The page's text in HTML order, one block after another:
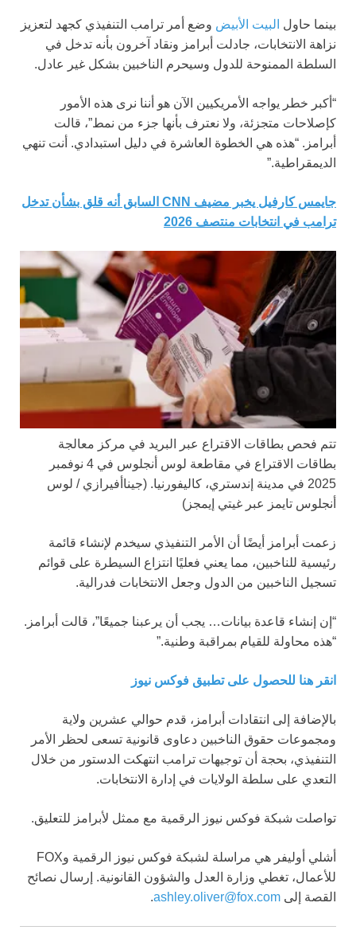
بينما حاول البيت الأبيض وضع أمر ترامب التنفيذي كجهد لتعزيز
نزاهة الانتخابات، جادلت أبرامز ونقاد آخرون بأنه تدخل في
السلطة الممنوحة للدول وسيحرم الناخبين بشكل غير عادل.
“أكبر خطر يواجه الأمريكيين الآن هو أننا نرى هذه الأمور
كإصلاحات متجزئة، ولا نعترف بأنها جزء من نمط”، قالت
أبرامز. “هذه هي الخطوة العاشرة في دليل استبدادي. أنت تنهي
الديمقراطية.”
جايمس كارفيل يخبر مضيف CNN السابق أنه قلق بشأن تدخل
ترامب في انتخابات منتصف 2026
تتم فحص بطاقات الاقتراع عبر البريد في مركز معالجة
بطاقات الاقتراع في مقاطعة لوس أنجلوس في 4 نوفمبر
2025 في مدينة إندستري، كاليفورنيا.
(جيناأفيرازي / لوس
أنجلوس تايمز عبر غيتي إيمجز)
زعمت أبرامز أيضًا أن الأمر التنفيذي سيخدم لإنشاء قائمة
رئيسية للناخبين، مما يعني فعليًا انتزاع السيطرة على قوائم
تسجيل الناخبين من الدول وجعل الانتخابات فدرالية.
“إن إنشاء قاعدة بيانات… يجب أن يرعبنا جميعًا”، قالت أبرامز.
“هذه محاولة للقيام بمراقبة وطنية.”
انقر هنا للحصول على تطبيق فوكس نيوز
بالإضافة إلى انتقادات أبرامز، قدم حوالي عشرين ولاية
ومجموعات حقوق الناخبين دعاوى قانونية تسعى لحظر الأمر
التنفيذي، بحجة أن توجيهات ترامب انتهكت الدستور من خلال
التعدي على سلطة الولايات في إدارة الانتخابات.
تواصلت شبكة فوكس نيوز الرقمية مع ممثل لأبرامز للتعليق.
أشلي أوليفر هي مراسلة لشبكة فوكس نيوز الرقمية وFOX
للأعمال، تغطي وزارة العدل والشؤون القانونية. إرسال نصائح
القصة إلى ashley.oliver@fox.com
.